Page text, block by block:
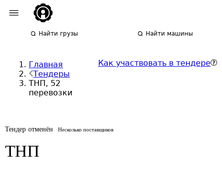
Найти грузы Найти машины
Главная
Тендеры
ТНП, 52
перевозки
Как участвовать в тендере
Тендер отменён Несколько поставщиков
ТНП